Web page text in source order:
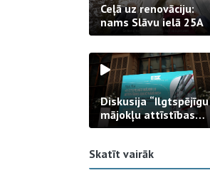
Ceļā uz renovāciju:
nams Slāvu ielā 25A
Diskusija “Ilgtspējīgu
mājokļu attīstības
izaicinājums”
Skatīt vairāk